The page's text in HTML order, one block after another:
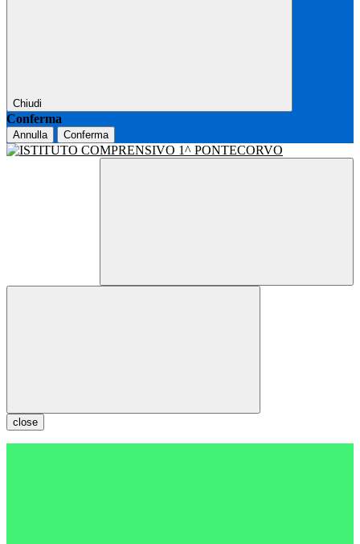
Chiudi
Conferma
Annulla Conferma
close